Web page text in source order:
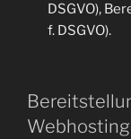
DSGVO),
f. DSGVO).
Webhosting